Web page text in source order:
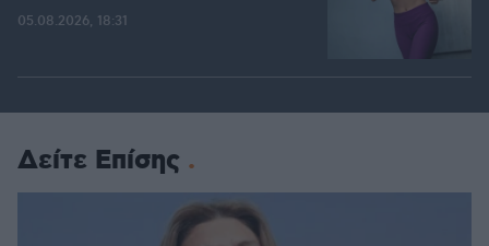
05.08.2026, 18:31
Δείτε Επίσης